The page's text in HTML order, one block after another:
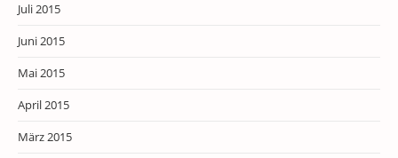
Juli 2015
Juni 2015
Mai 2015
April 2015
März 2015